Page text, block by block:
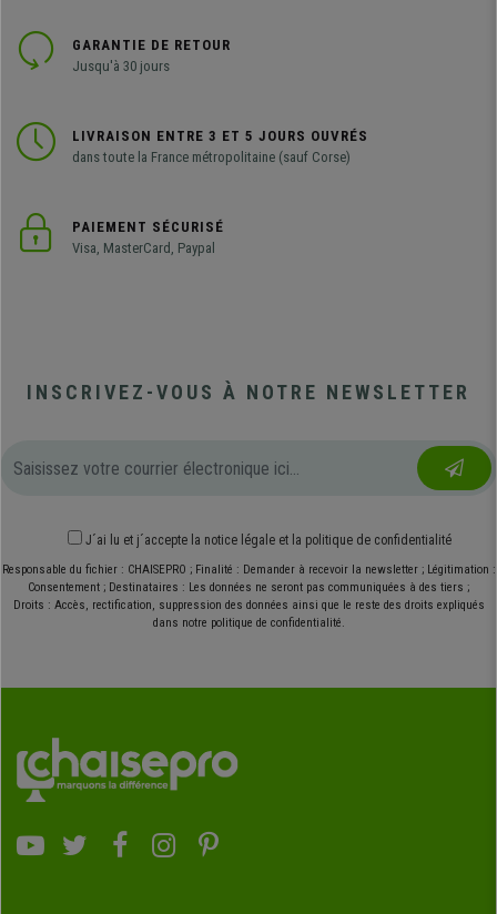
GARANTIE DE RETOUR
Jusqu'à 30 jours
LIVRAISON ENTRE 3 ET 5 JOURS OUVRÉS
dans toute la France métropolitaine (sauf Corse)
PAIEMENT SÉCURISÉ
Visa, MasterCard, Paypal
INSCRIVEZ-VOUS À NOTRE NEWSLETTER
J´ai lu et j´accepte la notice légale et la politique de confidentialité
Responsable du fichier : CHAISEPRO ; Finalité : Demander à recevoir la newsletter ; Légitimation :
Consentement ; Destinataires : Les données ne seront pas communiquées à des tiers ;
Droits : Accès, rectification, suppression des données ainsi que le reste des droits expliqués
dans notre politique de confidentialité.